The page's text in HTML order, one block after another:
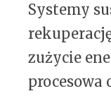
Systemy
zużycie